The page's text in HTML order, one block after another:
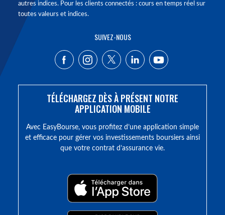
autres indices. Pour les clients connectés : cours en temps réel sur
toutes valeurs et indices.
SUIVEZ-NOUS
TÉLÉCHARGEZ DÈS À PRÉSENT NOTRE
APPLICATION MOBILE
Avec EasyBourse, vous profitez d’une application simple
et efficace pour gérer vos investissements boursiers ainsi
que votre contrat d’assurance vie.